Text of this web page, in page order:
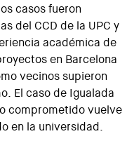
casos fueron
del CCD de la UPC y
académica de
en Barcelona
vecinos supieron
El caso de Igualada
comprometido vuelve
en la universidad.